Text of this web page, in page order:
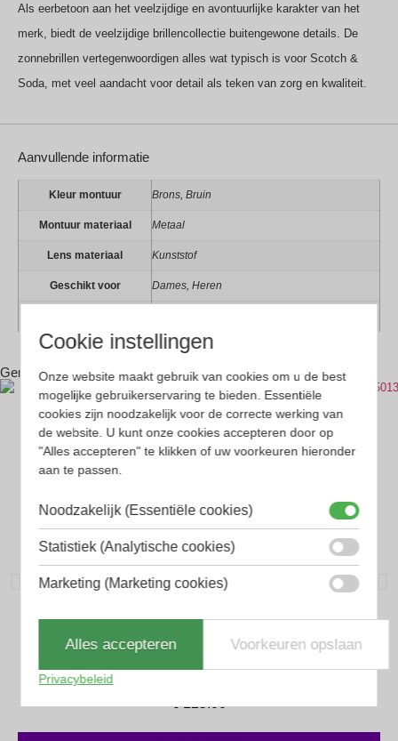
Als eerbetoon aan het veelzijdige en avontuurlijke karakter van het
merk, biedt de veelzijdige brillencollectie buitengewone details. De
zonnebrillen vertegenwoordigen alles wat typisch is voor Scotch &
Soda, met veel aandacht voor detail als teken van zorg en kwaliteit.
Aanvullende informatie
Kleur montuur Brons, Bruin
Montuur materiaal Metaal
Lens materiaal Kunststof
Geschikt voor Dames, Heren
Gerelateerde producten
Scotch & Soda SS5013 402
€125.00
Cookie instellingen
Onze website maakt gebruik van cookies om u de best
mogelijke gebruikerservaring te bieden. Essentiële
cookies zijn noodzakelijk voor de correcte werking van
de website. U kunt onze cookies accepteren door op
"Alles accepteren" te klikken of uw voorkeuren hieronder
aan te passen.
Noodzakelijk (Essentiële cookies)
Statistiek (Analytische cookies)
Marketing (Marketing cookies)
Alles accepteren Voorkeuren opslaan
Privacybeleid